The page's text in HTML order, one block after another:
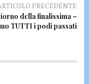
PRECEDENTE
della finalissima –
TUTTI i podi passati